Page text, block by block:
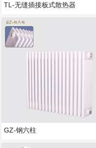
TL-无缝插接板式散热器
GZ-钢六柱